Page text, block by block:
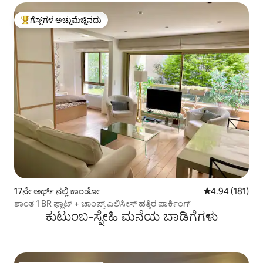
ಗೆಸ್ಟ್‌ಗಳಿಗೆ ಅತಿ ಹೆಚ್ಚು ಅಚ್ಚುಮೆಚ್ಚಿನದು
ಗೆಸ್ಟ್‌ಗಳ ಅಚ್ಚುಮೆಚ್ಚಿನದು
17ನೇ ಅರ್ಥ್ ನಲ್ಲಿ ಕಾಂಡೋ 5 ರಲ್ಲಿ 4.94
4.94 (181)
ಶಾಂತ 1 BR ಫ್ಲಾಟ್ + ಚಾಂಪ್ಸ್ ಎಲಿಸೀಸ್ ಹತ್ತಿರ ಪಾರ್ಕಿಂಗ್
ಕುಟುಂಬ-ಸ್ನೇಹಿ ಮನೆಯ ಬಾಡಿಗೆಗಳು